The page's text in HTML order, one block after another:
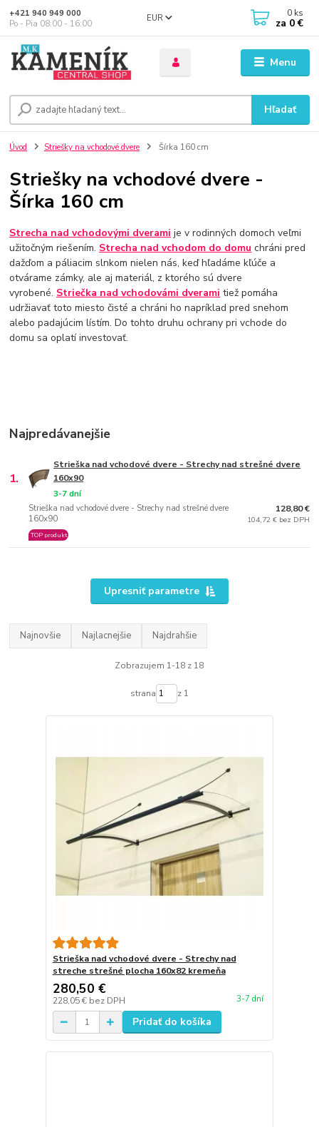
Menu
EUR
Hľadať
+421 940 949 000
Po - Pia 08:00 - 16:00
0 ks
za 0 €
Úvod Striešky na vchodové dvere Šírka 160 cm
Striešky na vchodové dvere -
Šírka 160 cm
Strecha nad vchodovými dverami je v rodinných domoch veľmi
užitočným riešením. Strecha nad vchodom do domu chráni pred
dažďom a páliacim slnkom nielen nás, keď hľadáme kľúče a
otvárame zámky, ale aj materiál, z ktorého sú dvere
vyrobené. Striečka nad vchodovámi dverami tiež pomáha
udržiavať toto miesto čisté a chráni ho napríklad pred snehom
alebo padajúcim lístím. Do tohto druhu ochrany pri vchode do
domu sa oplatí investovať.
Najpredávanejšie
1.
Strieška nad vchodové dvere - Strechy nad strešné dvere
160x90
Strieška nad vchodové dvere - Strechy nad strešné dvere
160x90
3-7 dní
TOP produkt
128,80 €
104,72 € bez DPH
Upresniť parametre
Najnovšie Najlacnejšie Najdrahšie
Zobrazujem 1-18 z 18
strana z 1
Strieška nad vchodové dvere - Strechy nad
streche strešné plocha 160x82 kremeňa
280,50 €
228,05 € bez DPH 3-7 dní
Pridať do košíka